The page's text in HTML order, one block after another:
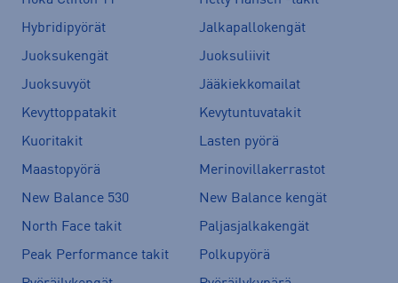
Hybridipyörät
Jalkapallokengät
Juoksukengät
Juoksuliivit
Juoksuvyöt
Jääkiekkomailat
Kevyttoppatakit
Kevytuntuvatakit
Kuoritakit
Lasten pyörä
Maastopyörä
Merinovillakerrastot
New Balance 530
New Balance kengät
North Face takit
Paljasjalkakengät
Peak Performance takit
Polkupyörä